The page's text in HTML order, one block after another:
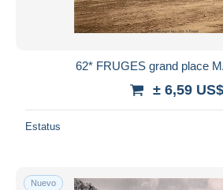
62* FRUGES grand place
± 6,59 US$
Estatus
Nuevo